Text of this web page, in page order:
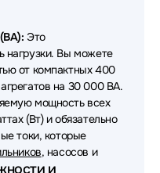
Это
нагрузки. Вы можете
от компактных 400
на 30 000 ВА.
мощность всех
(Вт) и обязательно
токи, которые
, насосов и
и